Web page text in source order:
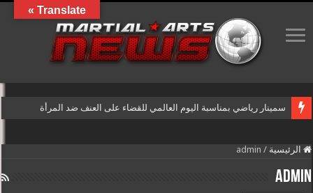
سمينار رياضي بمناسبة اليوم العالمي للقضاء على العنف ضد المرأة
الرئيسية /
admin
admin
Translate »